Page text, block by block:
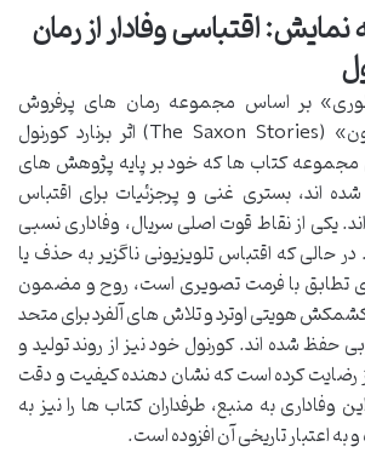
اقتباسی وفادار از رمان
بر اساس مجموعه رمان های پرفروش
«داستان های ساکسون» (The Saxon Stories) اثر برنارد کورنول
کتاب ها که خود بر پایه پژوهش های
اند، بستری غنی و پرجزئیات برای اقتباس
یکی از نقاط قوت اصلی سریال، وفاداری نسبی
حالی که اقتباس تلویزیونی ناگزیر به حذف یا
تطابق با فرمت تصویری است، روح و مضمون
هویتی اوترد و تلاش های آلفرد برای متحد
حفظ شده اند. کورنول خود نیز از روند تولید و
رضایت کرده است که نشان دهنده کیفیت و دقت
وفاداری به منبع، طرفداران کتاب ها را نیز به
اعتبار تاریخی آن افزوده است.